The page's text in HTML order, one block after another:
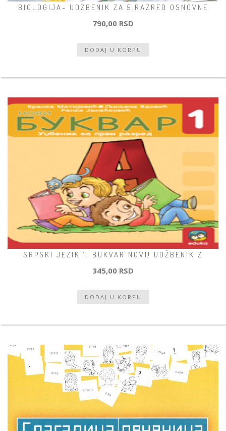
BIOLOGIJA- UDZBENIK ZA 5.RAZRED OSNOVNE
790,00 RSD
SRPSKI JEZIK 1, BUKVAR NOVI! UDŽBENIK Z
345,00 RSD